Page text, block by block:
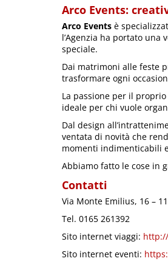
Arco Events:
Arco Events è
l’Agenzia ha portato
speciale.
Dai matrimoni alle feste
trasformare ogni
La passione per il
ideale per chi vuole
Dal design
ventata di novità che
momenti indimenticabili
Abbiamo fatto le cose in
Contatti
Via Monte Emilius, 16 –
Tel. 0165 261392
Sito internet viaggi:
Sito internet eventi: